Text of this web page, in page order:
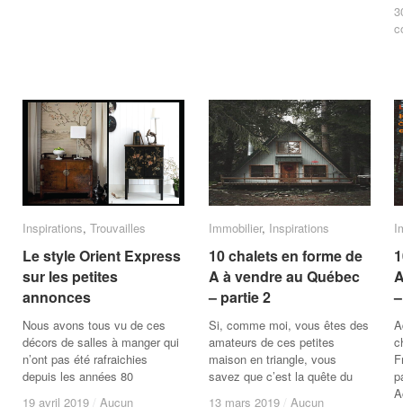
Inspirations, Trouvailles
Le style Orient Express
sur les petites
annonces
Nous avons tous vu de ces
décors de salles à manger qui
n’ont pas été rafraichies
depuis les années 80
19 avril 2019 / Aucun
Inspirations Trouvailles
Le style Orient Express
sur les petites
annonces
19 avril 2019 / Aucun
Immobilier, Inspirations
10 chalets en forme de
A à vendre au Québec
– partie 2
Si, comme moi, vous êtes des
amateurs de ces petites
maison en triangle, vous
savez que c’est la quête du
13 mars 2019 / Aucun
Immobilier Inspirations
10 chalets en forme de
A à vendre au Québec
– partie 2
13 mars 2019 / Aucun